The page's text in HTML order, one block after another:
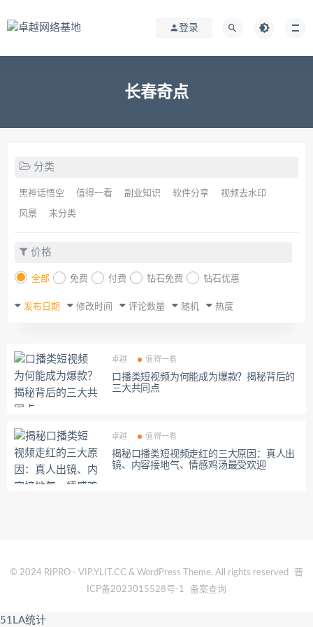
登录
长春奇点
分类
黑神话悟空 值得一看 副业知识 软件分享 视频去水印
风景 未分类
价格
全部 免费 付费 钻石免费 钻石优惠
发布日期 修改时间 评论数量 随机 热度
卓越 值得一看
口播类短视频为何能成为爆款？揭秘背后的
三大共同点
卓越 值得一看
揭秘口播类短视频走红的三大原因：真人出
镜、内容接地气、情感鸡汤最受欢迎
© 2024 RIPRO - VIP.YLIT.CC & WordPress Theme. All rights reserved
晋
ICP备2023015528号-1
备案查询
51LA统计